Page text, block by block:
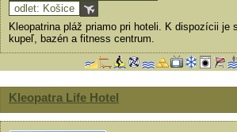
odlet: Košice
Kleopatrina pláž priamo pri hoteli. K dispozícii je
kupeľ, bazén a fitness centrum.
Kleopatra Life Hotel